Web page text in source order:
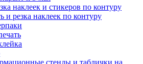
наклеек и стикеров по контуру
и резка наклеек по контуру
стенды и таблички на